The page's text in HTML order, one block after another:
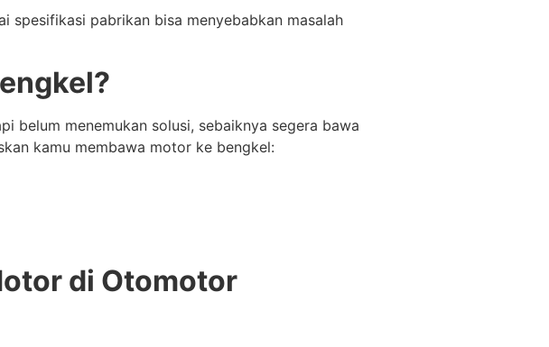
spesifikasi pabrikan bisa menyebabkan masalah
belum menemukan solusi, sebaiknya segera bawa
kamu membawa motor ke bengkel:
di Otomotor